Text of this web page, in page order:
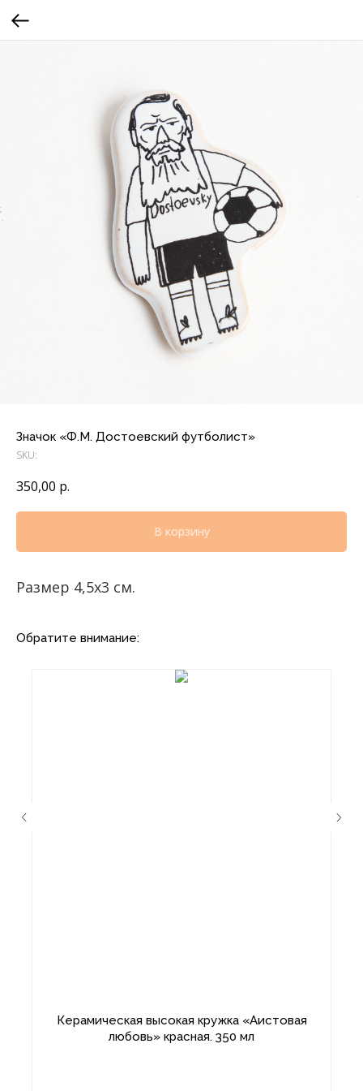
Значок «Ф.М. Достоевский футболист»
SKU:
350,00 р.
В корзину
Размер 4,5х3 см.
Обратите внимание:
Керамическая высокая кружка «Аистовая
любовь» красная. 350 мл